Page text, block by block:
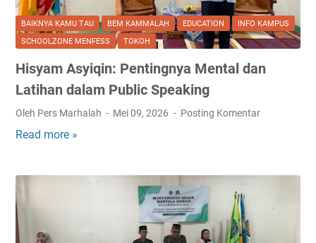
BAIKNYA KAMU TAU BEM KAMMALAH EDUCATION
INFO KAMPUS
SCHOOLZONE MENFESS
TOKOH
Hisyam Asyiqin: Pentingnya Mental dan
Latihan dalam Public Speaking
Oleh Pers Marhalah Mei 09, 2026 Posting Komentar
Read more »